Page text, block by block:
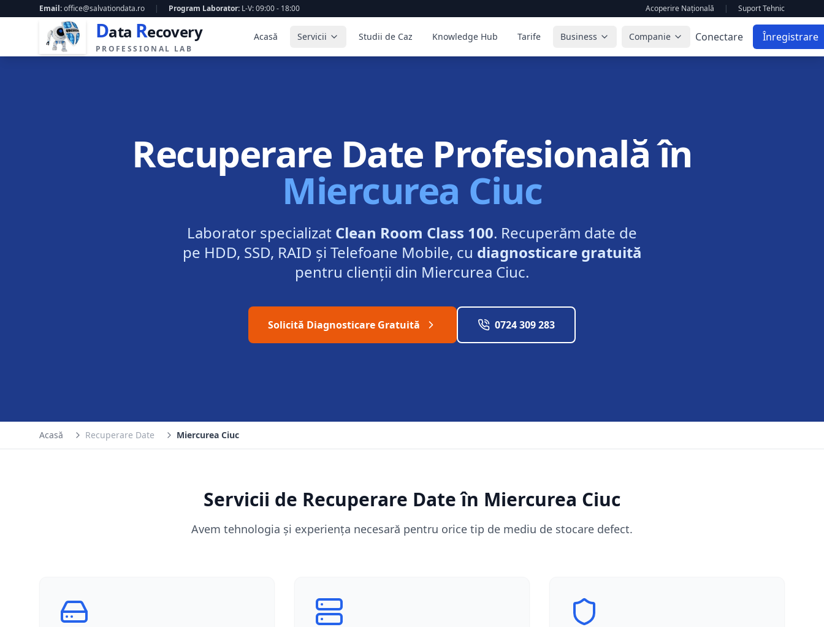
Email:office@salvationdata.ro | Program Laborator: L-V: 09:00 - 18:00 Acoperire Națională | Suport Tehnic
Data Recovery
PROFESSIONAL LAB
Acasă Servicii Studii de Caz Knowledge Hub Tarife Business Companie Conectare Înregistrare
Recuperare Date Profesională în
Miercurea Ciuc
Laborator specializat Clean Room Class 100. Recuperăm date de
pe HDD, SSD, RAID și Telefoane Mobile, cu diagnosticare gratuită
pentru clienții din Miercurea Ciuc.
Solicită Diagnosticare Gratuită 0724 309 283
Acasă Recuperare Date Miercurea Ciuc
Servicii de Recuperare Date în Miercurea Ciuc
Avem tehnologia și experiența necesară pentru orice tip de mediu de stocare defect.